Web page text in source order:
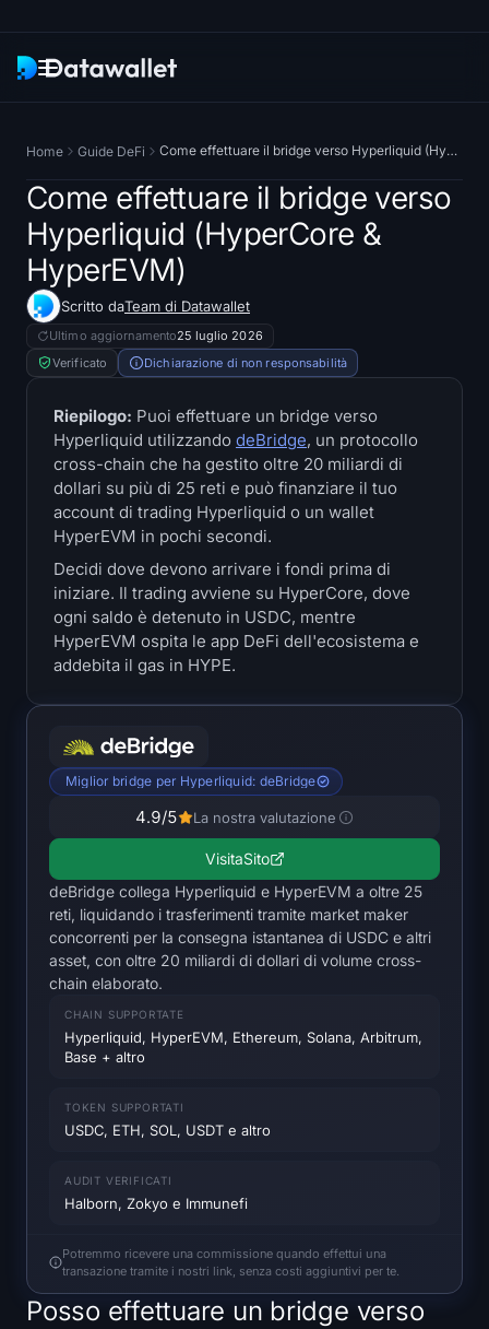
Ricerca
ETF Tracker
Bitcoin ETFs
Ethereum ETFs
Hyperliquid ETFs
Tesorerie
Tesorerie Bitcoin
Tesorerie Ethereum
Tesorerie Solana
Liquidations
Heatmap BTC
Heatmap ETH
Heatmap SOL
Heatmap HYPE
Heatmap ZEC
Dominanza Bitcoin
Altcoin Season Index
Indice di Paura e Avidità
Home Guide DeFi Come effettuare il bridge verso Hyperliquid (HyperCore & HyperEVM)
Come effettuare il bridge verso
Hyperliquid (HyperCore &
HyperEVM)
Scritto daTeam di Datawallet
Ultimo aggiornamento25 luglio 2026
Verificato
Dichiarazione di non responsabilità
Riepilogo: Puoi effettuare un bridge verso
Hyperliquid utilizzando deBridge, un protocollo
cross-chain che ha gestito oltre 20 miliardi di
dollari su più di 25 reti e può finanziare il tuo
account di trading Hyperliquid o un wallet
HyperEVM in pochi secondi.
Decidi dove devono arrivare i fondi prima di
iniziare. Il trading avviene su HyperCore, dove
ogni saldo è detenuto in USDC, mentre
HyperEVM ospita le app DeFi dell'ecosistema e
addebita il gas in HYPE.
Miglior bridge per Hyperliquid: deBridge
4.9/5 La nostra valutazione
VisitaSito
deBridge collega Hyperliquid e HyperEVM a oltre 25
reti, liquidando i trasferimenti tramite market maker
concorrenti per la consegna istantanea di USDC e altri
asset, con oltre 20 miliardi di dollari di volume cross-
chain elaborato.
CHAIN SUPPORTATE
Hyperliquid, HyperEVM, Ethereum, Solana, Arbitrum,
Base + altro
TOKEN SUPPORTATI
USDC, ETH, SOL, USDT e altro
AUDIT VERIFICATI
Halborn, Zokyo e Immunefi
Potremmo ricevere una commissione quando effettui una
transazione tramite i nostri link, senza costi aggiuntivi per te.
Posso effettuare un bridge verso